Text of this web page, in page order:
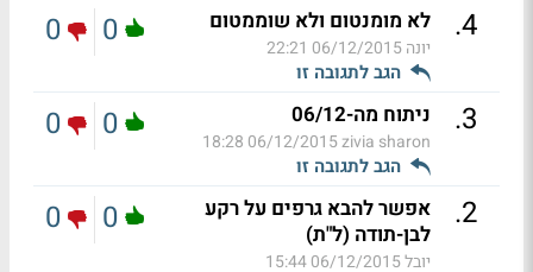
4
. לא מומנטום ולא שוממטום
יונה06/12/2015 22:21
הגב לתגובה זו
0
0
3
. ניתוח מה-06/12
zivia sharon
06/12/2015 18:28
הגב לתגובה זו
0
0
2
.
אפשר להבא גרפים על רקע
לבן-תודה (ל"ת)
יובל06/12/2015 15:44
0
0